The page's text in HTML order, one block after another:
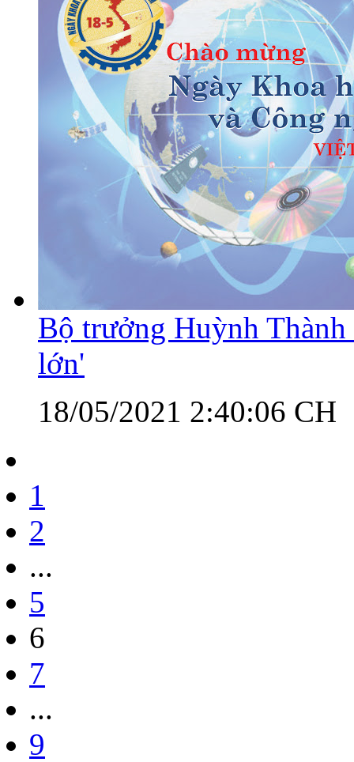
Bộ trưởng Huỳnh
lớn'
18/05/2021 2:40:06 CH
1
2
...
5
6
7
...
9